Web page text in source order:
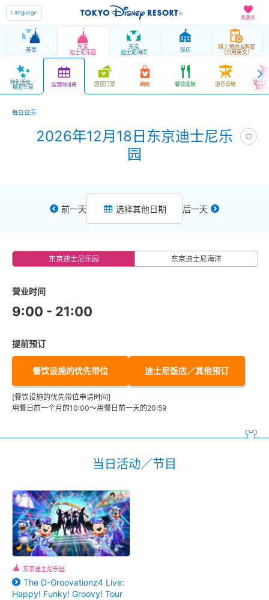
收藏夹
Language
首页 东京
迪士尼乐园
东京
迪士尼海洋 饭店 网上预约＆购票
（只用英文）
特别活动／
精彩节目 运营时间表 园区门票 商店 餐饮设施 游乐设施 游行
娱乐
每日日历
2026年12月18日东京迪士尼乐
园
前一天 选择其他日期 后一天
东京迪士尼乐园 东京迪士尼海洋
营业时间
9:00 - 21:00
提前预订
餐饮设施的优先带位 迪士尼饭店／其他预订
[餐饮设施的优先带位申请时间]
用餐日前一个月的10:00～用餐日前一天的20:59
当日活动／节目
东京迪士尼乐园
The D-Groovationz4 Live:
Happy! Funky! Groovy! Tour